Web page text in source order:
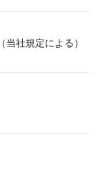
社規定による）